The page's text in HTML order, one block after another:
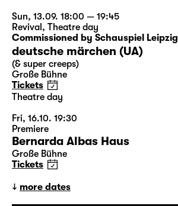
Sun, 13.09. 18:00 — 19:45
Revival , Theatre day
Commissioned by Schauspiel Leipzig
deutsche märchen (UA)
(& super creeps)
Große Bühne
Tickets
Theatre day
Fri, 16.10. 19:30
Premiere
Bernarda Albas Haus
Große Bühne
Tickets
more dates